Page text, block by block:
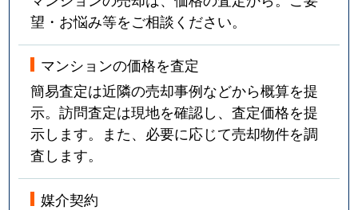
望・お悩み等をご相談ください。
マンションの価格を査定
簡易査定は近隣の売却事例などから概算を提
示。訪問査定は現地を確認し、査定価格を提
示します。また、必要に応じて売却物件を調
査します。
媒介契約